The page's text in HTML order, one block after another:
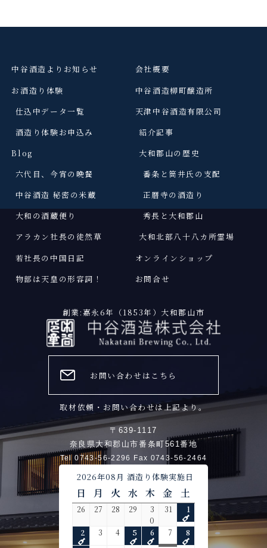
中谷酒造よりお知らせ
お酒造り体験
仕込中データ一覧
酒造り体験お申込み
Blog
六代目、今宵の晩餐
中谷酒造 秘密の米蔵
大和の酒蔵便り
アラカン社長の徒然草
若社長の中国日記
物部は天皇の形容詞 ！
会社概要
中谷酒造柳町醸造所
天津中谷酒造有限公司
紹介記事
大和郡山の歴史
番条と筒井氏の支配
正暦寺の酒造り
秀長と大和郡山
大和北部八十八カ所霊場
オンラインショップ
お問合せ
創業:嘉永6年（1853年）大和郡山市
お問い合わせはこちら
取材依頼・お問い合わせは上記より。
〒639-1117
奈良県大和郡山市番条町561番地
Tel 0743-56-2296 Fax 0743-56-2464